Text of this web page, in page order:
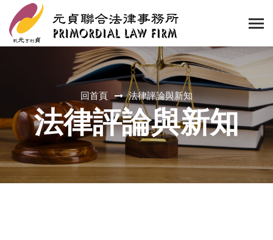
回首頁 法律評論與新知
法律評論與新知